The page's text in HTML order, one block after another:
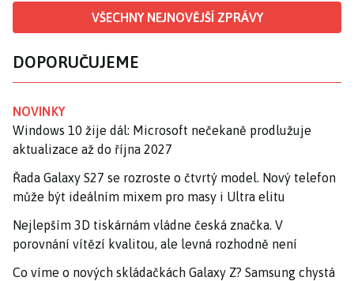
VŠECHNY NEJNOVĚJŠÍ ZPRÁVY
DOPORUČUJEME
NOVINKY
Windows 10 žije dál: Microsoft nečekaně prodlužuje
aktualizace až do října 2027
Řada Galaxy S27 se rozroste o čtvrtý model. Nový telefon
může být ideálním mixem pro masy i Ultra elitu
Nejlepším 3D tiskárnám vládne česká značka. V
porovnání vítězí kvalitou, ale levná rozhodně není
Co víme o nových skládačkách Galaxy Z? Samsung chystá